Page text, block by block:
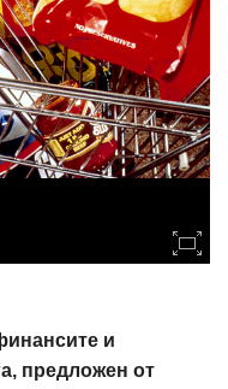
и
предложен от